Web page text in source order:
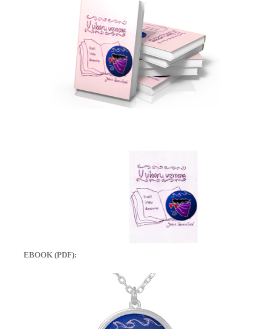
EBOOK (PDF):